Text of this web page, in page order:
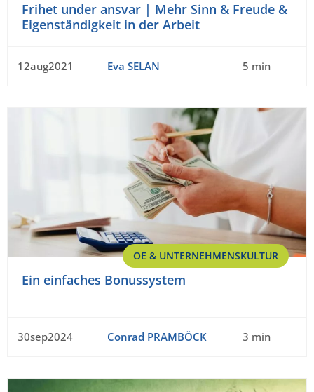
Frihet under ansvar | Mehr Sinn & Freude &
Eigenständigkeit in der Arbeit
12aug2021 Eva SELAN 5 min
OE & UNTERNEHMENSKULTUR
Ein einfaches Bonussystem
30sep2024 Conrad PRAMBÖCK 3 min